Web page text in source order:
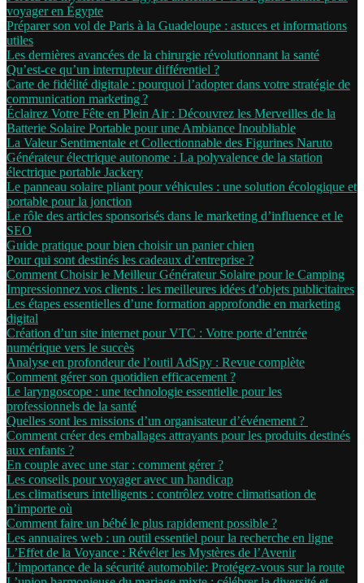
voyager en Égypte
Préparer son vol de Paris à la Guadeloupe : astuces et informations
utiles
Les dernières avancées de la chirurgie révolutionnant la santé
Qu’est-ce qu’un interrupteur différentiel ?
Carte de fidélité digitale : pourquoi l’adopter dans votre stratégie de
communication marketing ?
Éclairez Votre Fête en Plein Air : Découvrez les Merveilles de la
Batterie Solaire Portable pour une Ambiance Inoubliable
La Valeur Sentimentale et Collectionnable des Figurines Naruto
Générateur électrique autonome : La polyvalence de la station
électrique portable Jackery
Le panneau solaire pliant pour véhicules : une solution écologique et
portable pour la jonction
Le rôle des articles sponsorisés dans le marketing d’influence et le
SEO
Guide pratique pour bien choisir un panier chien
Pour qui sont destinés les cadeaux d’entreprise ?
Comment Choisir le Meilleur Générateur Solaire pour le Camping
Impressionnez vos clients : les meilleures idées d’objets publicitaires
Les étapes essentielles d’une formation approfondie en marketing
digital
Création d’un site internet pour VTC : Votre porte d’entrée
numérique vers le succès
Analyse en profondeur de l’outil AdSpy : Revue complète
Comment gérer son quotidien efficacement ?
Le laryngoscope : une technologie essentielle pour les
professionnels de la santé
Quelles sont les missions d’un organisateur d’événement ?
Comment créer des emballages attrayants pour les produits destinés
aux enfants ?
En couple avec une star : comment gérer ?
Les conseils pour voyager avec un handicap
Les climatiseurs intelligents : contrôlez votre climatisation de
n’importe où
Comment faire un bébé le plus rapidement possible ?
Les annuaires web : un outil essentiel pour la recherche en ligne
L’Effet de la Voyance : Révéler les Mystères de l’Avenir
L’importance de la sécurité automobile: Protégez-vous sur la route